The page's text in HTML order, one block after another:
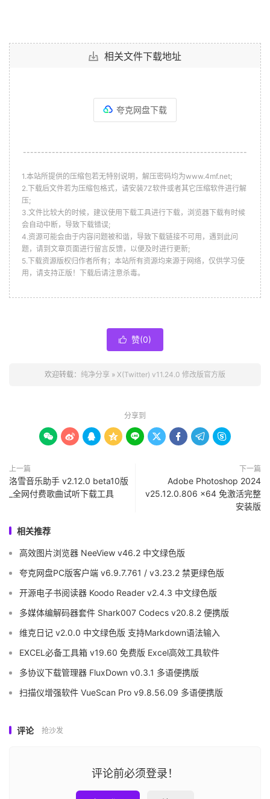
相关文件下载地址
夸克网盘下载
--------------------------------------------------------------
1.本站所提供的压缩包若无特别说明，解压密码均为www.4mf.net;
2.下载后文件若为压缩包格式，请安装7Z软件或者其它压缩软件进行解
压;
3.文件比较大的时候，建议使用下载工具进行下载，浏览器下载有时候
会自动中断，导致下载错误;
4.资源可能会由于内容问题被和谐，导致下载链接不可用，遇到此问
题，请到文章页面进行留言反馈，以便及时进行更新;
5.下载资源版权归作者所有；本站所有资源均来源于网络，仅供学习使
用，请支持正版！下载后请注意杀毒。
 赞(0)
欢迎转载： 纯净分享 » X(Twitter) v11.24.0 修改版官方版
分享到
        
上一篇
洛雪音乐助手 v2.12.0 beta10版
_全网付费歌曲试听下载工具
下一篇
Adobe Photoshop 2024
v25.12.0.806 x64 免激活完整
安装版
相关推荐
高效图片浏览器 NeeView v46.2 中文绿色版
夸克网盘PC版客户端 v6.9.7.761 / v3.23.2 禁更绿色版
开源电子书阅读器 Koodo Reader v2.4.3 中文绿色版
多媒体编解码器套件 Shark007 Codecs v20.8.2 便携版
维克日记 v2.0.0 中文绿色版 支持Markdown语法输入
EXCEL必备工具箱 v19.60 免费版 Excel高效工具软件
多协议下载管理器 FluxDown v0.3.1 多语便携版
扫描仪增强软件 VueScan Pro v9.8.56.09 多语便携版
评论 抢沙发
评论前必须登录！